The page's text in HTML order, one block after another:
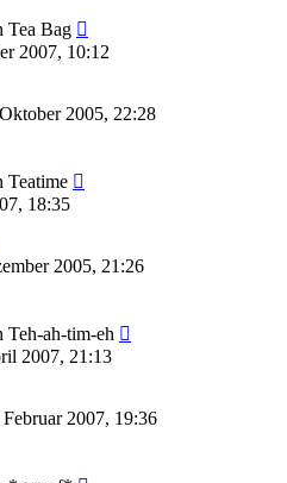
Tea Bag
2007, 10:12
2005, 22:28
Teatime
18:35
2005, 21:26
Teh-ah-tim-eh
2007, 21:13
2007, 19:36